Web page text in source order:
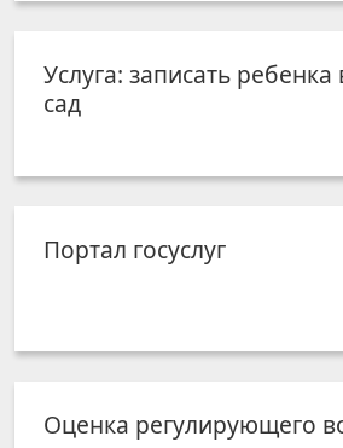
Услуга: записать ребенка
сад
Портал госуслуг
Оценка регулирующего